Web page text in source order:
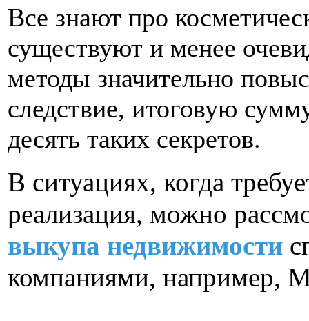
Все знают про
существуют и менее
методы значительно
следствие, итоговую
десять таких секретов.
В ситуациях, когда
реализация, можно
выкупа недвижимости
компаниями, например,